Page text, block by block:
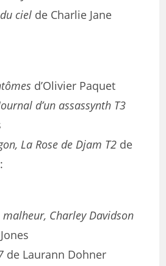
ciel de Charlie Jane
d’Olivier Paquet
d’un assassynth T3
La Rose de Djam T2 de
Charley Davidson
de Laurann Dohner